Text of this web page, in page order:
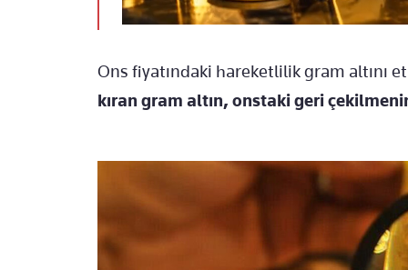
Ons fiyatındaki hareketlilik gram altını
kıran gram altın, onstaki geri